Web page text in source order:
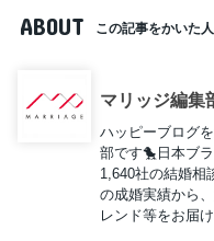
ABOUT この記事をかいた人
マリッジ編集
ハッピーブログ
部です🐤日本ブ
1,640社の結婚相
の成婚実績から
レンド等をお届